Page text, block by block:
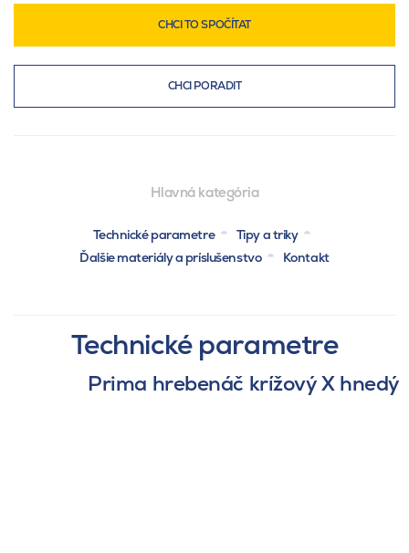
CHCI TO SPOČÍTAT
CHCI PORADIT
Hlavná kategória
Technické parametre
Tipy a triky
Ďalšie materiály a príslušenstvo
Kontakt
Technické parametre
Prima hrebenáč krížový X hnedý